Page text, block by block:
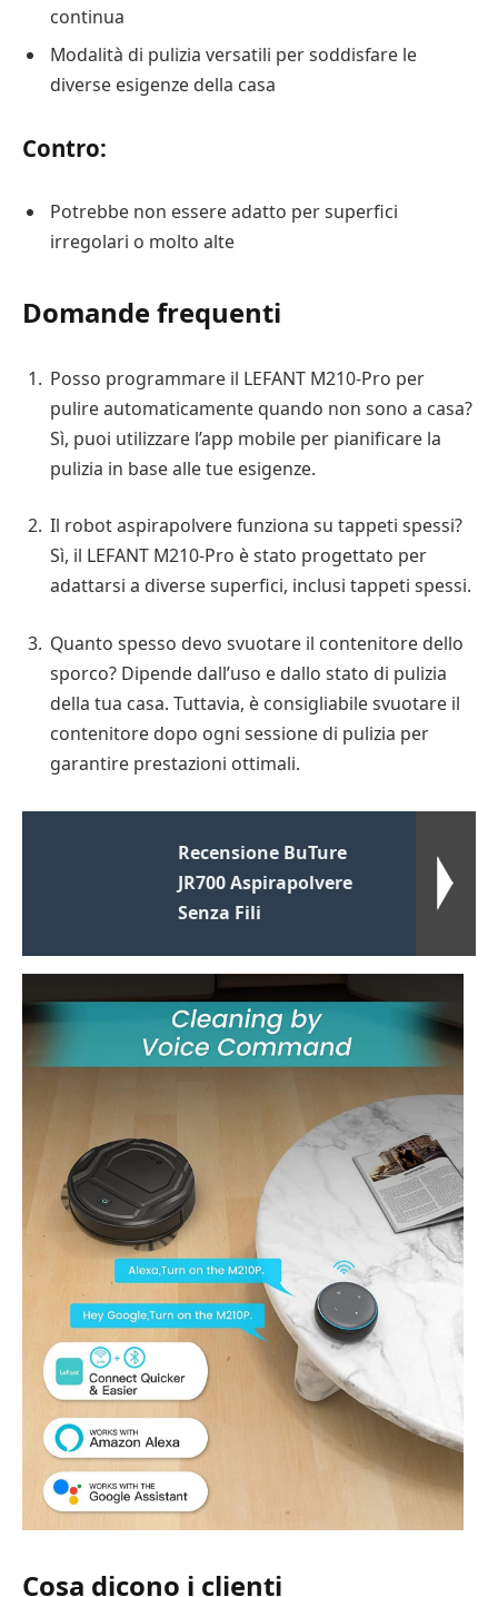
continua
Modalità di pulizia versatili per soddisfare le
diverse esigenze della casa
Contro:
Potrebbe non essere adatto per superfici
irregolari o molto alte
Domande frequenti
Posso programmare il LEFANT M210-Pro per
pulire automaticamente quando non sono a casa?
Sì, puoi utilizzare l’app mobile per pianificare la
pulizia in base alle tue esigenze.
Il robot aspirapolvere funziona su tappeti spessi?
Sì, il LEFANT M210-Pro è stato progettato per
adattarsi a diverse superfici, inclusi tappeti spessi.
Quanto spesso devo svuotare il contenitore dello
sporco? Dipende dall’uso e dallo stato di pulizia
della tua casa. Tuttavia, è consigliabile svuotare il
contenitore dopo ogni sessione di pulizia per
garantire prestazioni ottimali.
Recensione BuTure
JR700 Aspirapolvere
Senza Fili
Cosa dicono i clienti